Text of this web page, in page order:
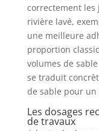
correctement les
rivière lavé,
une meilleure
proportion
volumes de
se traduit
de sable pour
Les dosages
de travaux